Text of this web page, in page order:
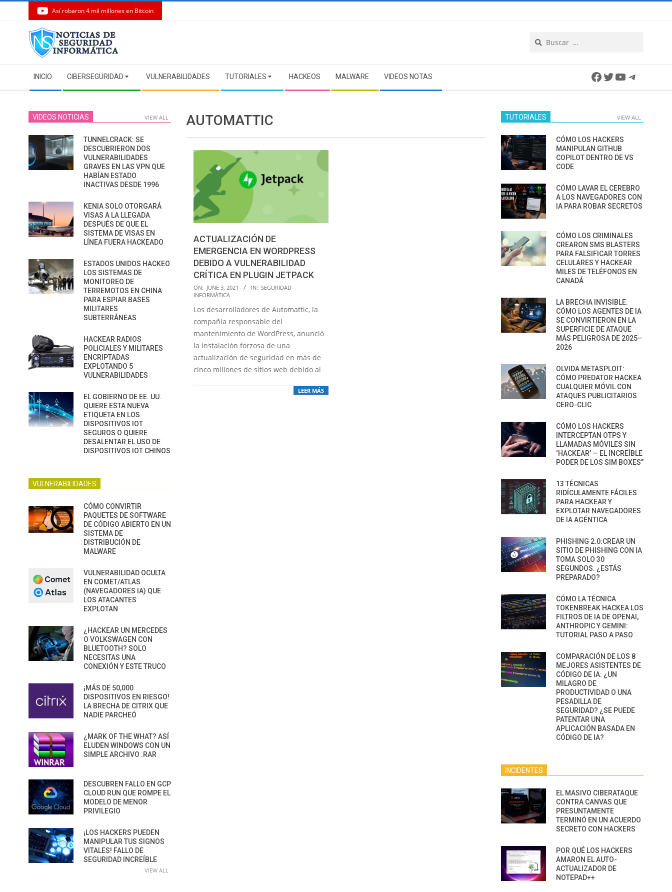
Así robaron 4 mil millones en Bitcoin
Navigation
Menu
INICIO CIBERSEGURIDAD VULNERABILIDADES TUTORIALES HACKEOS MALWARE VIDEOS NOTAS Facebook
Twitter
YouTube
AUTOMATTIC
ACTUALIZACIÓN DE
EMERGENCIA EN WORDPRESS
DEBIDO A VULNERABILIDAD
CRÍTICA EN PLUGIN JETPACK
2021-
06-
03
ON: JUNE 3, 2021 IN: SEGURIDAD
INFORMÁTICA
Los desarrolladores de Automattic, la
compañía responsable del
mantenimiento de WordPress, anunció
la instalación forzosa de una
actualización de seguridad en más de
cinco millones de sitios web debido al
LEER MÁS
VIDEOS NOTICIAS VIEW ALL
TUNNELCRACK: SE
DESCUBRIERON DOS
VULNERABILIDADES
GRAVES EN LAS VPN QUE
HABÍAN ESTADO
INACTIVAS DESDE 1996
KENIA SOLO OTORGARÁ
VISAS A LA LLEGADA
DESPUÉS DE QUE EL
SISTEMA DE VISAS EN
LÍNEA FUERA HACKEADO
ESTADOS UNIDOS HACKEO
LOS SISTEMAS DE
MONITOREO DE
TERREMOTOS EN CHINA
PARA ESPIAR BASES
MILITARES
SUBTERRÁNEAS
HACKEAR RADIOS
POLICIALES Y MILITARES
ENCRIPTADAS
EXPLOTANDO 5
VULNERABILIDADES
EL GOBIERNO DE EE. UU.
QUIERE ESTA NUEVA
ETIQUETA EN LOS
DISPOSITIVOS IOT
SEGUROS O QUIERE
DESALENTAR EL USO DE
DISPOSITIVOS IOT CHINOS
VULNERABILIDADES
CÓMO CONVIRTIR
PAQUETES DE SOFTWARE
DE CÓDIGO ABIERTO EN UN
SISTEMA DE
DISTRIBUCIÓN DE
MALWARE
VULNERABILIDAD OCULTA
EN COMET/ATLAS
(NAVEGADORES IA) QUE
LOS ATACANTES
EXPLOTAN
¿HACKEAR UN MERCEDES
O VOLKSWAGEN CON
BLUETOOTH? SOLO
NECESITAS UNA
CONEXIÓN Y ESTE TRUCO
¡MÁS DE 50,000
DISPOSITIVOS EN RIESGO!
LA BRECHA DE CITRIX QUE
NADIE PARCHEÓ
¿MARK OF THE WHAT? ASÍ
ELUDEN WINDOWS CON UN
SIMPLE ARCHIVO .RAR
DESCUBREN FALLO EN GCP
CLOUD RUN QUE ROMPE EL
MODELO DE MENOR
PRIVILEGIO
¡LOS HACKERS PUEDEN
MANIPULAR TUS SIGNOS
VITALES! FALLO DE
SEGURIDAD INCREÍBLE
VIEW ALL
TUTORIALES VIEW ALL
CÓMO LOS HACKERS
MANIPULAN GITHUB
COPILOT DENTRO DE VS
CODE
CÓMO LAVAR EL CEREBRO
A LOS NAVEGADORES CON
IA PARA ROBAR SECRETOS
CÓMO LOS CRIMINALES
CREARON SMS BLASTERS
PARA FALSIFICAR TORRES
CELULARES Y HACKEAR
MILES DE TELÉFONOS EN
CANADÁ
LA BRECHA INVISIBLE:
CÓMO LOS AGENTES DE IA
SE CONVIRTIERON EN LA
SUPERFICIE DE ATAQUE
MÁS PELIGROSA DE 2025–
2026
OLVIDA METASPLOIT:
CÓMO PREDATOR HACKEA
CUALQUIER MÓVIL CON
ATAQUES PUBLICITARIOS
CERO-CLIC
CÓMO LOS HACKERS
INTERCEPTAN OTPS Y
LLAMADAS MÓVILES SIN
‘HACKEAR’ — EL INCREÍBLE
PODER DE LOS SIM BOXES”
13 TÉCNICAS
RIDÍCULAMENTE FÁCILES
PARA HACKEAR Y
EXPLOTAR NAVEGADORES
DE IA AGÉNTICA
PHISHING 2.0:CREAR UN
SITIO DE PHISHING CON IA
TOMA SOLO 30
SEGUNDOS. ¿ESTÁS
PREPARADO?
CÓMO LA TÉCNICA
TOKENBREAK HACKEA LOS
FILTROS DE IA DE OPENAI,
ANTHROPIC Y GEMINI:
TUTORIAL PASO A PASO
COMPARACIÓN DE LOS 8
MEJORES ASISTENTES DE
CÓDIGO DE IA: ¿UN
MILAGRO DE
PRODUCTIVIDAD O UNA
PESADILLA DE
SEGURIDAD? ¿SE PUEDE
PATENTAR UNA
APLICACIÓN BASADA EN
CÓDIGO DE IA?
INCIDENTES
EL MASIVO CIBERATAQUE
CONTRA CANVAS QUE
PRESUNTAMENTE
TERMINÓ EN UN ACUERDO
SECRETO CON HACKERS
POR QUÉ LOS HACKERS
AMARON EL AUTO-
ACTUALIZADOR DE
NOTEPAD++